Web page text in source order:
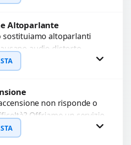
accurata e ricambi
Preventivo
WhatsApp
Altoparlante
sostituiamo altoparlanti
audio distorto,
Utilizziamo ricambi di
per 3...
Preventivo
WhatsApp
non risponde o
Offriamo un servizio
di riparazione o
componenti di...